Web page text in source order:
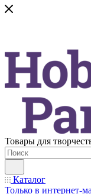
Товары для
Каталог
Только в интернет-